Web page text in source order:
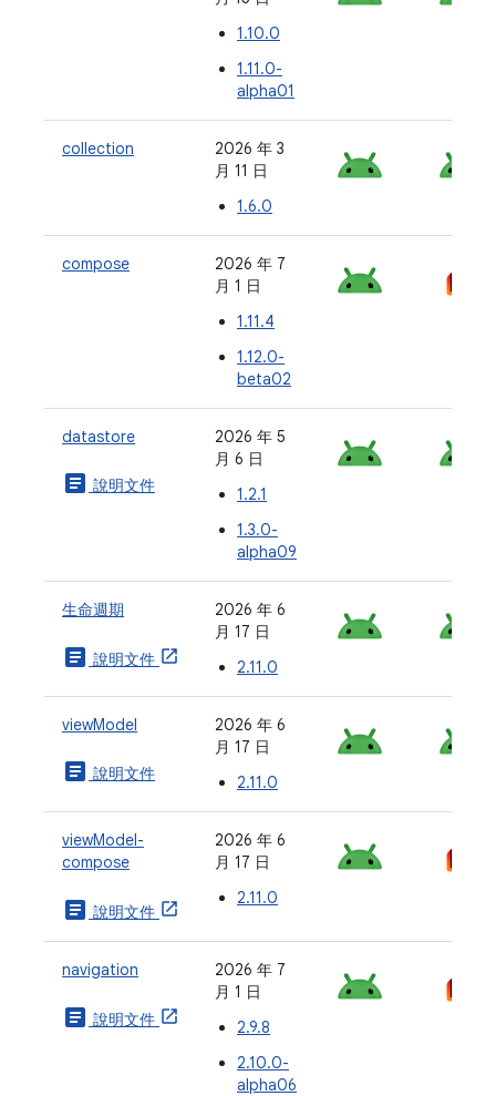
1.10.0
1.11.0-
alpha01
collection
2026 年 3
月 11 日
1.6.0
compose
2026 年 7
月 1 日
1.11.4
1.12.0-
beta02
datastore
article 說明文件
2026 年 5
月 6 日
1.2.1
1.3.0-
alpha09
生命週期
article 說明文件
2026 年 6
月 17 日
2.11.0
viewModel
article 說明文件
2026 年 6
月 17 日
2.11.0
viewModel-
compose
article 說明文件
2026 年 6
月 17 日
2.11.0
navigation
article 說明文件
2026 年 7
月 1 日
2.9.8
2.10.0-
alpha06